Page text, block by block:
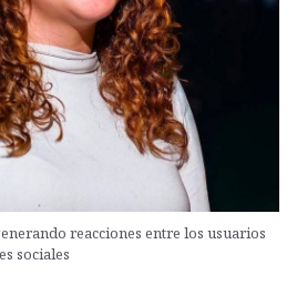
reacciones entre los usuarios
sociales